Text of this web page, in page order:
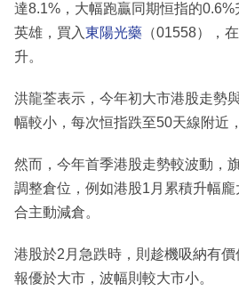
達8.1%，大幅跑贏同期恒指的
英雄，買入東陽光藥 （01558），
升。
洪龍荃表示，今年初大市港股走勢
幅較小，每次恒指跌至50天線附近
然而，今年首季港股走勢較波動，
調整倉位，例如港股1月累積升幅
合主動減倉。
港股於2月急跌時，則趁機吸納有
報優於大市，波幅則較大市小。